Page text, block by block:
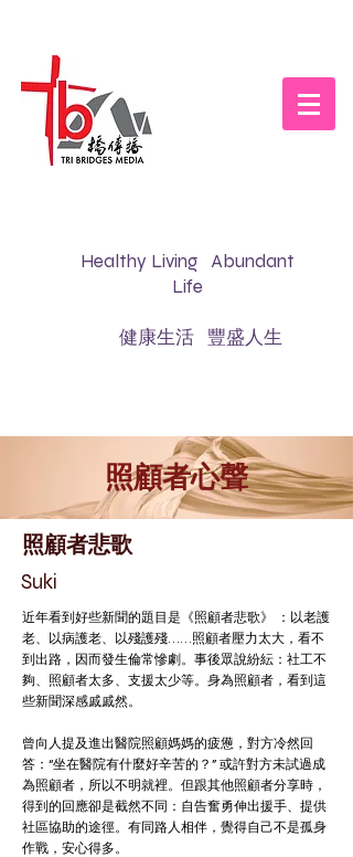
Healthy Living Abundant
Life
健康生活 豐盛人生
照顧者心聲
照顧者悲歌
Suki
近年看到好些新聞的題目是《照顧者悲歌》 ：以老護
老、以病護老、以殘護殘……照顧者壓力太大，看不
到出路，因而發生倫常慘劇。事後眾說紛紜：社工不
夠、照顧者太多、支援太少等。身為照顧者，看到這
些新聞深感戚戚然。
曾向人提及進出醫院照顧媽媽的疲憊，對方冷然回
答：“坐在醫院有什麼好辛苦的？” 或許對方未試過成
為照顧者，所以不明就裡。但跟其他照顧者分享時，
得到的回應卻是截然不同：自告奮勇伸出援手、提供
社區協助的途徑。有同路人相伴，覺得自己不是孤身
作戰，安心得多。